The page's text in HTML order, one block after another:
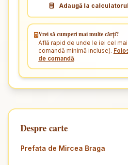
Adaugă la
Vrei să cumperi mai multe cărți?
Află rapid de unde le iei cel
comandă minimă incluse).
de comandă.
Despre carte
Prefata de Mircea Braga